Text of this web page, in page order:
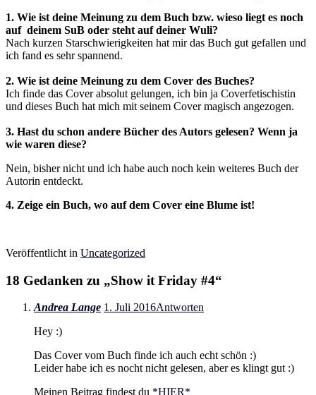
1. Wie ist deine Meinung zu dem Buch bzw. wieso liegt es noch
auf deinem SuB oder steht auf deiner Wuli?
Nach kurzen Starschwierigkeiten hat mir das Buch gut gefallen und
ich fand es sehr spannend.
2. Wie ist deine Meinung zu dem Cover des Buches?
Ich finde das Cover absolut gelungen, ich bin ja Coverfetischistin
und dieses Buch hat mich mit seinem Cover magisch angezogen.
3. Hast du schon andere Bücher des Autors gelesen? Wenn ja
wie waren diese?
Nein, bisher nicht und ich habe auch noch kein weiteres Buch der
Autorin entdeckt.
4. Zeige ein Buch, wo auf dem Cover eine Blume ist!
Veröffentlicht in Uncategorized
18 Gedanken zu „Show it Friday #4“
Andrea Lange 1. Juli 2016Antworten
Hey :)
Das Cover vom Buch finde ich auch echt schön :)
Leider habe ich es nocht nicht gelesen, aber es klingt gut :)
Meinen Beitrag findest du *HIER*